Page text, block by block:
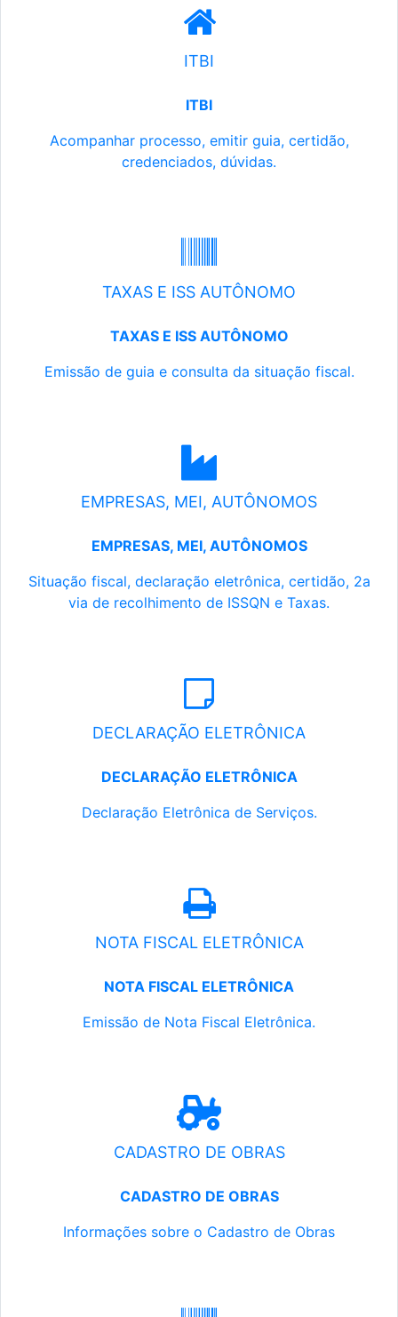
ITBI
ITBI
Acompanhar processo, emitir guia, certidão,
credenciados, dúvidas.
TAXAS E ISS AUTÔNOMO
TAXAS E ISS AUTÔNOMO
Emissão de guia e consulta da situação fiscal.
EMPRESAS, MEI, AUTÔNOMOS
EMPRESAS, MEI, AUTÔNOMOS
Situação fiscal, declaração eletrônica, certidão, 2a
via de recolhimento de ISSQN e Taxas.
DECLARAÇÃO ELETRÔNICA
DECLARAÇÃO ELETRÔNICA
Declaração Eletrônica de Serviços.
NOTA FISCAL ELETRÔNICA
NOTA FISCAL ELETRÔNICA
Emissão de Nota Fiscal Eletrônica.
CADASTRO DE OBRAS
CADASTRO DE OBRAS
Informações sobre o Cadastro de Obras